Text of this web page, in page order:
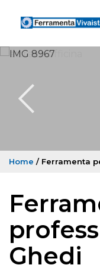
Home / Ferramenta
Ghedi